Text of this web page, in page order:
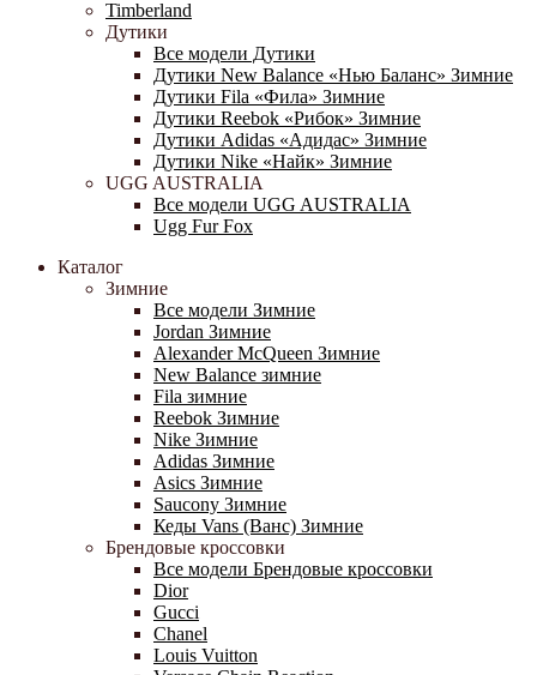
Timberland
Дутики
Все модели Дутики
Дутики New Balance «Нью Баланс» Зимние
Дутики Fila «Фила» Зимние
Дутики Reebok «Рибок» Зимние
Дутики Adidas «Адидас» Зимние
Дутики Nike «Найк» Зимние
UGG AUSTRALIA
Все модели UGG AUSTRALIA
Ugg Fur Fox
Каталог
Зимние
Все модели Зимние
Jordan Зимние
Alexander McQueen Зимние
New Balance зимние
Fila зимние
Reebok Зимние
Nike Зимние
Adidas Зимние
Asics Зимние
Saucony Зимние
Кеды Vans (Ванс) Зимние
Брендовые кроссовки
Все модели Брендовые кроссовки
Dior
Gucci
Chanel
Louis Vuitton